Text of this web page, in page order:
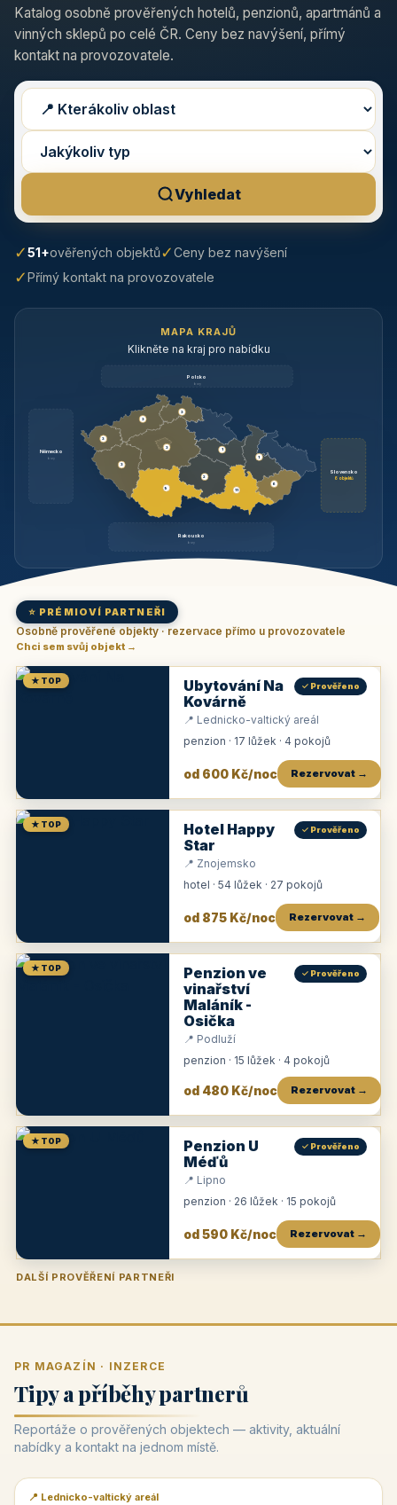
Katalog osobně prověřených hotelů, penzionů, apartmánů a
vinných sklepů po celé ČR. Ceny bez navýšení, přímý
kontakt na provozovatele.
Vyhledat
✓51+ověřených objektů✓Ceny bez navýšení
✓Přímý kontakt na provozovatele
MAPA KRAJŮ
Klikněte na kraj pro nabídku
Polsko
brzy
Německo
brzy
Slovensko
6 objektů
Rakousko
brzy
3
9
3
3
3
3
1
2
11
1
6
⭐ PRÉMIOVÍ PARTNEŘI
Osobně prověřené objekty · rezervace přímo u provozovatele
Chci sem svůj objekt →
★ TOP
Ubytování Na
Kovárně
✓ Prověřeno
📍 Lednicko-valtický areál
penzion · 17 lůžek · 4 pokojů
od 600 Kč/noc Rezervovat →
★ TOP
Hotel Happy
Star
✓ Prověřeno
📍 Znojemsko
hotel · 54 lůžek · 27 pokojů
od 875 Kč/noc Rezervovat →
★ TOP
Penzion ve
vinařství
Maláník -
Osička
✓ Prověřeno
📍 Podluží
penzion · 15 lůžek · 4 pokojů
od 480 Kč/noc Rezervovat →
★ TOP
Penzion U
Méďů
✓ Prověřeno
📍 Lipno
penzion · 26 lůžek · 15 pokojů
od 590 Kč/noc Rezervovat →
DALŠÍ PROVĚŘENÍ PARTNEŘI
Penzion U Zámku Pension Faber
PR MAGAZÍN · INZERCE
Tipy a příběhy partnerů
Reportáže o prověřených objektech — aktivity, aktuální
nabídky a kontakt na jednom místě.
📰 PR článek
📍 Lednicko-valtický areál